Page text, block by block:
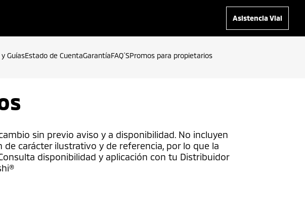
Asistencia Vial
GuíasEstado de CuentaGarantíaFAQ´SPromos para propietarios
sin previo aviso y a disponibilidad. No incluyen
carácter ilustrativo y de referencia, por lo que la
disponibilidad y aplicación con tu Distribuidor